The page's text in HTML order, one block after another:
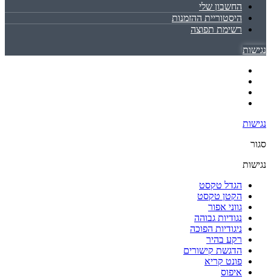
החשבון שלי
היסטוריית ההזמנות
רשימת תפוצה
נגישות
נגישות
סגור
נגישות
הגדל טקסט
הקטן טקסט
גווני אפור
נגודיות גבוהה
ניגודיות הפוכה
רקע בהיר
הדגשת קישורים
פונט קריא
איפוס